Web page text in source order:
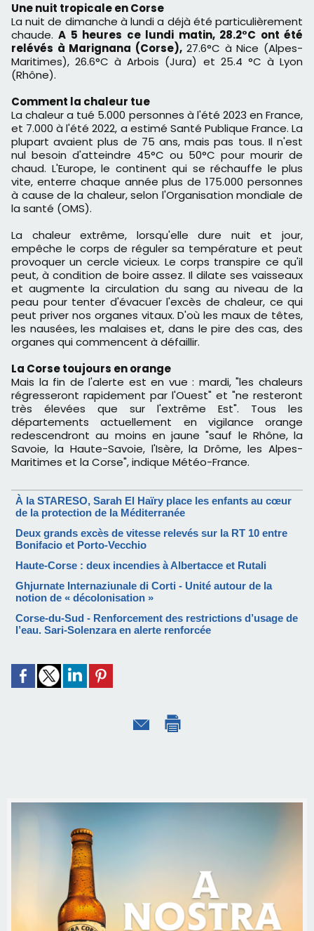
Une nuit tropicale en Corse
La nuit de dimanche à lundi a déjà été particulièrement
chaude.A 5 heures ce lundi matin, 28.2°C ont été
relévés à Marignana (Corse), 27.6°C à Nice (Alpes-
Maritimes), 26.6°C à Arbois (Jura) et 25.4 °C à Lyon
(Rhône).
Comment la chaleur tue
La chaleur a tué 5.000 personnes à l'été 2023 en France,
et 7.000 à l'été 2022, a estimé Santé Publique France. La
plupart avaient plus de 75 ans, mais pas tous. Il n'est
nul besoin d'atteindre 45°C ou 50°C pour mourir de
chaud. L'Europe, le continent qui se réchauffe le plus
vite, enterre chaque année plus de 175.000 personnes
à cause de la chaleur, selon l'Organisation mondiale de
la santé (OMS).
La chaleur extrême, lorsqu'elle dure nuit et jour,
empêche le corps de réguler sa température et peut
provoquer un cercle vicieux. Le corps transpire ce qu'il
peut, à condition de boire assez. Il dilate ses vaisseaux
et augmente la circulation du sang au niveau de la
peau pour tenter d'évacuer l'excès de chaleur, ce qui
peut priver nos organes vitaux. D'où les maux de têtes,
les nausées, les malaises et, dans le pire des cas, des
organes qui commencent à défaillir.
La Corse toujours en orange
Mais la fin de l'alerte est en vue : mardi, "les chaleurs
régresseront rapidement par l'Ouest" et "ne resteront
très élevées que sur l'extrême Est". Tous les
départements actuellement en vigilance orange
redescendront au moins en jaune "sauf le Rhône, la
Savoie, la Haute-Savoie, l'Isère, la Drôme, les Alpes-
Maritimes et la Corse", indique Météo-France.
À la STARESO, Sarah El Haïry place les enfants au cœur
de la protection de la Méditerranée
Deux grands excès de vitesse relevés sur la RT 10 entre
Bonifacio et Porto-Vecchio
Haute-Corse : deux incendies à Albertacce et Rutali
Ghjurnate Internaziunale di Corti - Unité autour de la
notion de « décolonisation »
Corse-du-Sud - Renforcement des restrictions d’usage de
l’eau. Sari-Solenzara en alerte renforcée